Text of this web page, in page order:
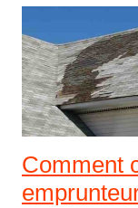
Comment